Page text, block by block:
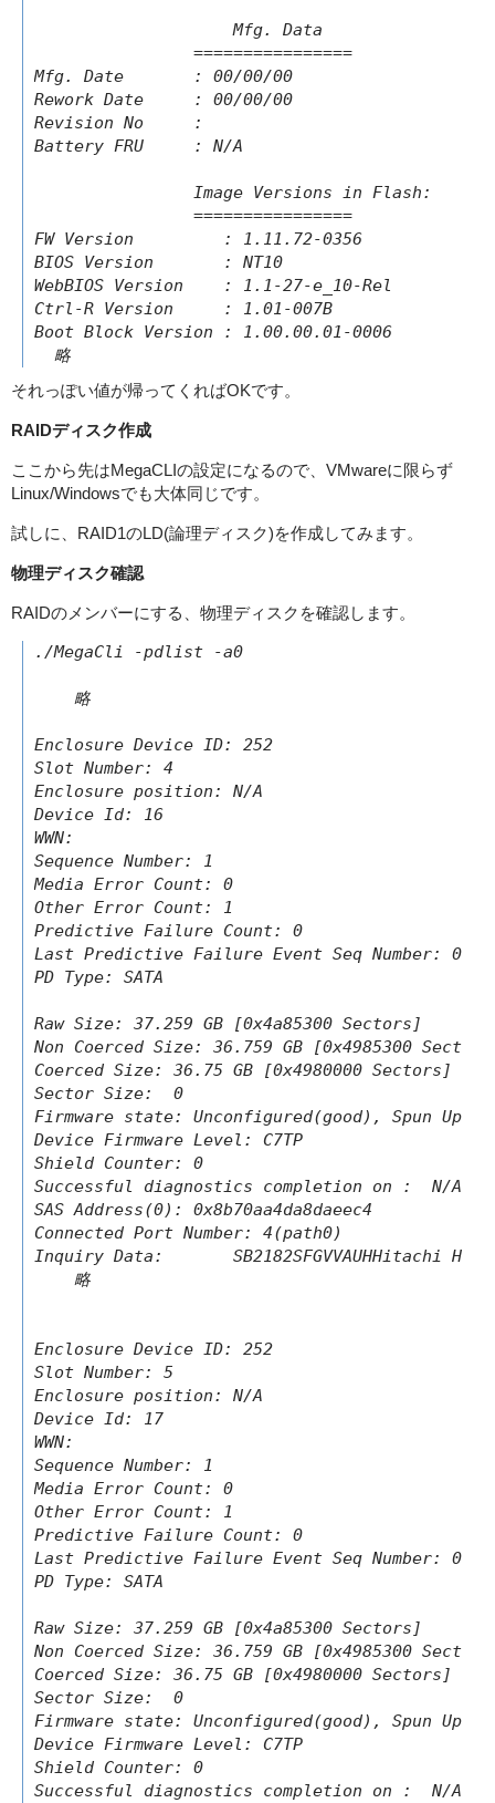
                    Mfg. Data
                ================
Mfg. Date       : 00/00/00
Rework Date     : 00/00/00
Revision No     :
Battery FRU     : N/A
                Image Versions in Flash:
                ================
FW Version         : 1.11.72-0356
BIOS Version       : NT10
WebBIOS Version    : 1.1-27-e_10-Rel
Ctrl-R Version     : 1.01-007B
Boot Block Version : 1.00.00.01-0006
  略
それっぽい値が帰ってくればOKです。
RAIDディスク作成
ここから先はMegaCLIの設定になるので、VMwareに限らず
Linux/Windowsでも大体同じです。
試しに、RAID1のLD(論理ディスク)を作成してみます。
物理ディスク確認
RAIDのメンバーにする、物理ディスクを確認します。
./MegaCli -pdlist -a0
    略
Enclosure Device ID: 252
Slot Number: 4
Enclosure position: N/A
Device Id: 16
WWN:
Sequence Number: 1
Media Error Count: 0
Other Error Count: 1
Predictive Failure Count: 0
Last Predictive Failure Event Seq Number: 0
PD Type: SATA
Raw Size: 37.259 GB [0x4a85300 Sectors]
Non Coerced Size: 36.759 GB [0x4985300
Coerced Size: 36.75 GB [0x4980000 Sectors]
Sector Size:  0
Firmware state: Unconfigured(good), Spun Up
Device Firmware Level: C7TP
Shield Counter: 0
Successful diagnostics completion on :  N/A
SAS Address(0): 0x8b70aa4da8daeec4
Connected Port Number: 4(path0)
Inquiry Data:       SB2182SFGVVAUHHitachi
    略
Enclosure Device ID: 252
Slot Number: 5
Enclosure position: N/A
Device Id: 17
WWN:
Sequence Number: 1
Media Error Count: 0
Other Error Count: 1
Predictive Failure Count: 0
Last Predictive Failure Event Seq Number: 0
PD Type: SATA
Raw Size: 37.259 GB [0x4a85300 Sectors]
Non Coerced Size: 36.759 GB [0x4985300
Coerced Size: 36.75 GB [0x4980000 Sectors]
Sector Size:  0
Firmware state: Unconfigured(good), Spun Up
Device Firmware Level: C7TP
Shield Counter: 0
Successful diagnostics completion on :  N/A